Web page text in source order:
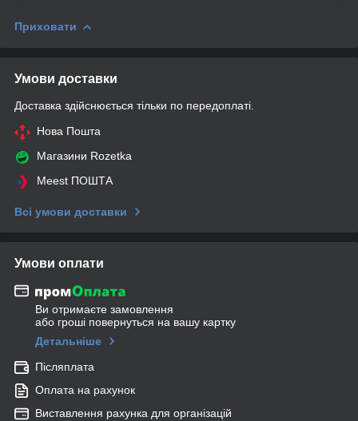
Приховати
Умови доставки
Доставка здійснюється тільки по передоплаті.
Нова Пошта
Магазини Rozetka
Meest ПОШТА
Всі умови доставки
Умови оплати
Ви отримаєте замовлення
або гроші повернуться на вашу картку
Детальніше
Післяплата
Оплата на рахунок
Виставлення рахунка для організацій